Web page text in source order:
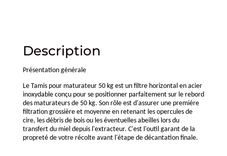
Description
Présentation générale
Le Tamis pour maturateur 50 kg est un filtre horizontal en acier
inoxydable conçu pour se positionner parfaitement sur le rebord
des maturateurs de 50 kg. Son rôle est d'assurer une première
filtration grossière et moyenne en retenant les opercules de
cire, les débris de bois ou les éventuelles abeilles lors du
transfert du miel depuis l'extracteur. C'est l'outil garant de la
propreté de votre récolte avant l'étape de décantation finale.